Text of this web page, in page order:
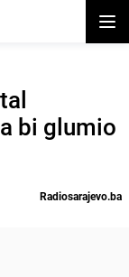
bi glumio
Radiosarajevo.ba